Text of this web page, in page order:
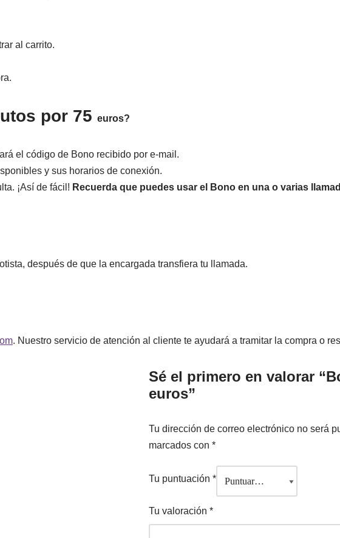
al carrito.
por 75 euros?
el código de Bono recibido por e-mail.
y sus horarios de conexión.
¡Así de fácil! Recuerda que puedes usar el Bono en una o varias
después de que la encargada transfiera tu llamada.
. Nuestro servicio de atención al cliente te ayudará a tramitar la compra o
Sé el primero en valorar
euros”
Tu dirección de correo electrónico no será
marcados con *
Tu puntuación *
Tu valoración *